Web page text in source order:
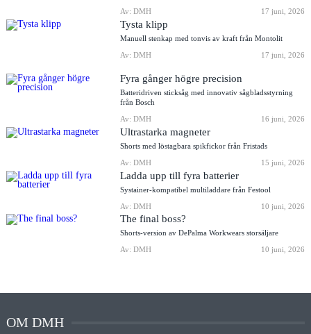
Av: DMH
17 juni, 2026
Tysta klipp
Manuell stenkap med tonvis av kraft från Montolit
Av: DMH
17 juni, 2026
Fyra gånger högre precision
Batteridriven sticksåg med innovativ sågbladsstyrning
från Bosch
Av: DMH
16 juni, 2026
Ultrastarka magneter
Shorts med löstagbara spikfickor från Fristads
Av: DMH
15 juni, 2026
Ladda upp till fyra batterier
Systainer-kompatibel multiladdare från Festool
Av: DMH
10 juni, 2026
The final boss?
Shorts-version av DePalma Workwears storsäljare
Av: DMH
10 juni, 2026
OM DMH